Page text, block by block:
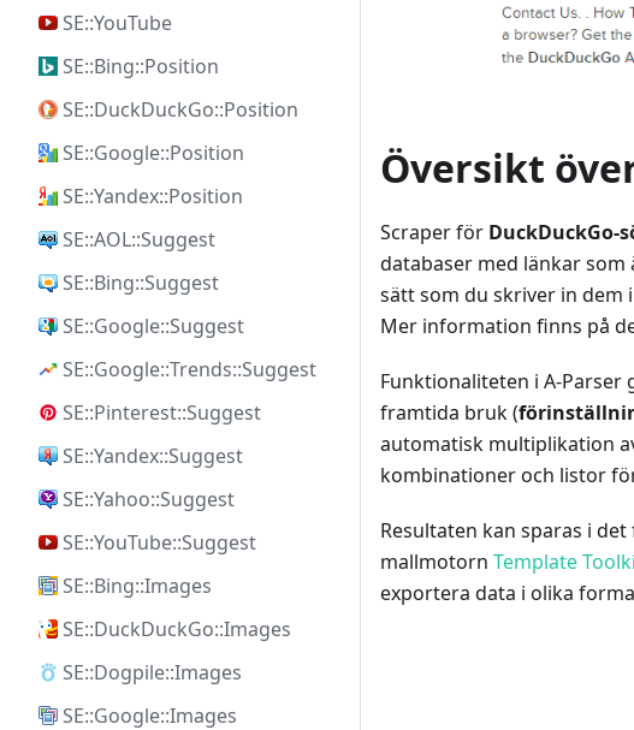
SE::YouTube
SE::Bing::Position
SE::DuckDuckGo::Position
SE::Google::Position
SE::Yandex::Position
SE::AOL::Suggest
SE::Bing::Suggest
SE::Google::Suggest
SE::Google::Trends::Suggest
SE::Pinterest::Suggest
SE::Yandex::Suggest
SE::Yahoo::Suggest
SE::YouTube::Suggest
SE::Bing::Images
SE::DuckDuckGo::Images
SE::Dogpile::Images
SE::Google::Images
Översikt
Scraper för DuckDuckGo-
databaser med länkar
sätt som du skriver in dem
Mer information finns på
Funktionaliteten i A-
framtida bruk (
automatisk multiplikation
kombinationer och listor
Resultaten kan sparas i
mallmotorn Template
exportera data i olika